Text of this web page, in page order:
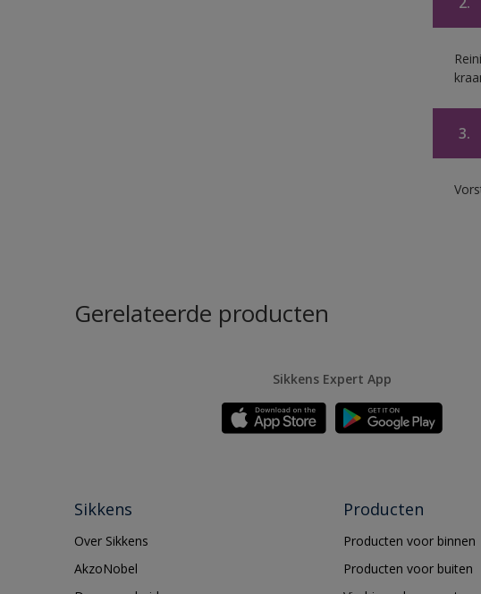
3.
Gerelateerde producten
Sikkens Expert App
Sikkens
Over Sikkens
AkzoNobel
Producten
Producten voor binnen
Producten voor buiten